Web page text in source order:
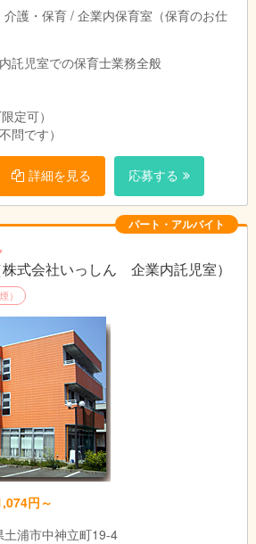
介護・保育 / 企業内保育室（保育のお仕
託児室での保育士業務全般
定可）
問です）
詳細を見る 応募する
パート・アルバイト
会社いっしん 企業内託児室）
）
円～
土浦市中神立町19-4